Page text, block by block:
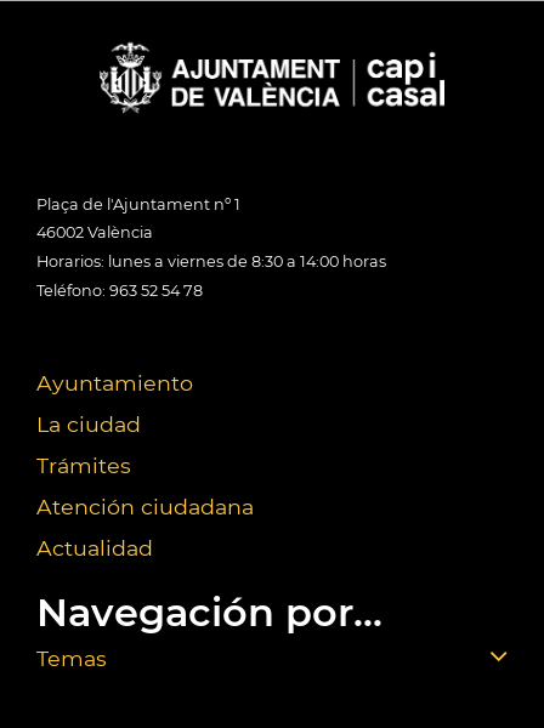
Plaça de l'Ajuntament nº 1
46002 València
Horarios: lunes a viernes de 8:30 a 14:00 horas
Teléfono: 963 52 54 78
Ayuntamiento
La ciudad
Trámites
Atención ciudadana
Actualidad
Navegación por...
Temas